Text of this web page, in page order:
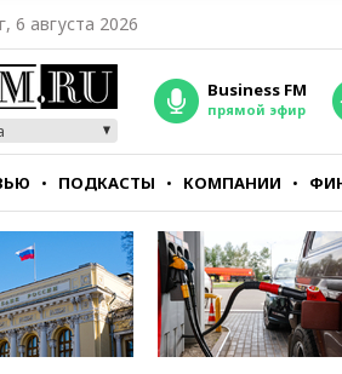
6 августа 2026
Business FM
прямой эфир
ПОДКАСТЫ КОМПАНИИ
ТЕСТЫ